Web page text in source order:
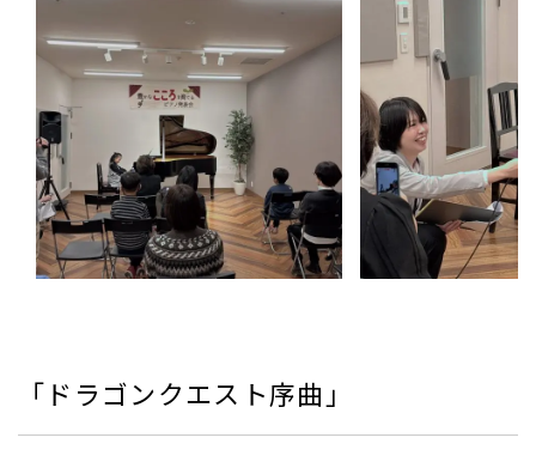
「ドラゴンクエスト序曲」